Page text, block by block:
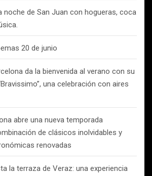
noche de San Juan con hogueras, coca
20 de junio
da la bienvenida al verano con su
una celebración con aires
abre una nueva temporada
de clásicos inolvidables y
renovadas
la terraza de Veraz: una experiencia